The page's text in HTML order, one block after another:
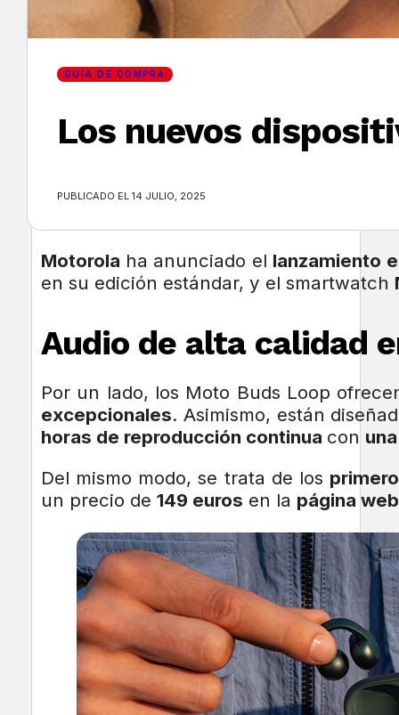
Encuentra tu noticia
GUÍA DE COMPRA
Los nuevos
PUBLICADO EL 14 JULIO, 2025
Motorola ha anunciado el lanzamiento
en su edición estándar, y el smartwatch
Audio de alta calidad
Por un lado, los Moto Buds Loop
excepcionales. Asimismo, están
horas de reproducción continua con
Del mismo modo, se trata de los
un precio de 149 euros en la página